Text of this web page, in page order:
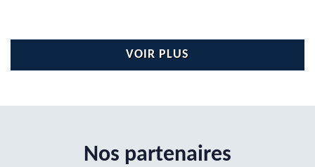
VOIR PLUS
Nos partenaires